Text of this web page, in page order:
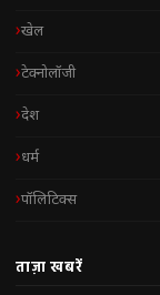
खेल
टेक्नोलॉजी
देश
धर्म
पॉलिटिक्स
ताज़ा खबरें